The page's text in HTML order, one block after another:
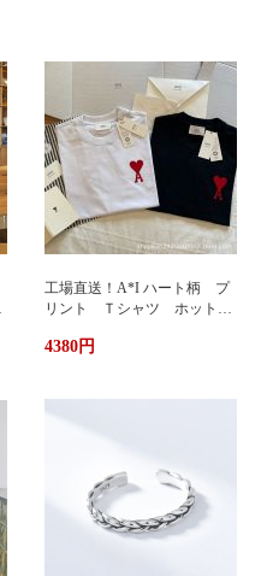
工場直送！A*I ハート柄 プ
リント Ｔシャツ ホットプ
ニセックス おしゃれ スト
4380円